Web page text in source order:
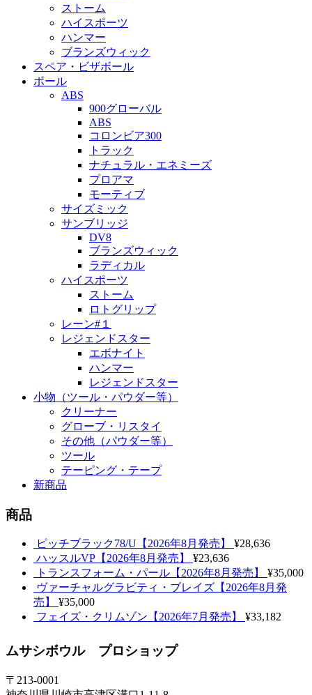
ストーム
ハイスポーツ
ハンマー
ブランズウィック
スペア・ビザボール
ボール
ABS
900グローバル
ABS
コロンビア300
トラック
ナチュラル・エネミーズ
プロアマ
モーティブ
サイズミック
サンブリッジ
DV8
ブランズウィック
ラディカル
ハイスポーツ
ストーム
ロトグリップ
レーン#１
レジェンドスター
エボナイト
ハンマー
レジェンドスター
小物（ツール・パウダー等）
クリーナー
グローブ・リスタイ
その他（パウダー等）
ツール
テーピング・テープ
新商品
商品
ピッチブラック78/U【2026年8月発売】
¥28,636
ハッスルVP【2026年8月発売】
¥23,636
トランスフォーム・パール【2026年8月発売】
¥35,000
ヴァーチャルグラビティ・ブレイズ【2026年8月発
売】
¥35,000
フェイズ・クリムゾン【2026年7月発売】
¥33,182
ムサシボウル プロショップ
〒213-0001